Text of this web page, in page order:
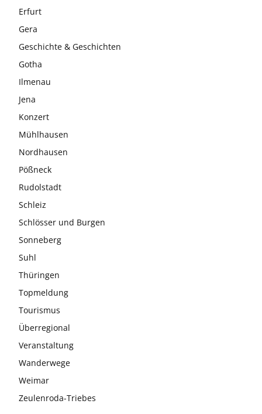
Erfurt
Gera
Geschichte & Geschichten
Gotha
Ilmenau
Jena
Konzert
Mühlhausen
Nordhausen
Pößneck
Rudolstadt
Schleiz
Schlösser und Burgen
Sonneberg
Suhl
Thüringen
Topmeldung
Tourismus
Überregional
Veranstaltung
Wanderwege
Weimar
Zeulenroda-Triebes